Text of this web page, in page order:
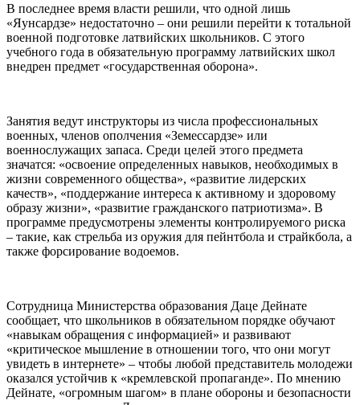
В последнее время власти решили, что одной лишь
«Яунсардзе» недостаточно – они решили перейти к тотальной
военной подготовке латвийских школьников. С этого
учебного года в обязательную программу латвийских школ
внедрен предмет «государственная оборона».
Занятия ведут инструкторы из числа профессиональных
военных, членов ополчения «Земессардзе» или
военнослужащих запаса. Среди целей этого предмета
значатся: «освоение определенных навыков, необходимых в
жизни современного общества», «развитие лидерских
качеств», «поддержание интереса к активному и здоровому
образу жизни», «развитие гражданского патриотизма». В
программе предусмотрены элементы контролируемого риска
– такие, как стрельба из оружия для пейнтбола и страйкбола, а
также форсирование водоемов.
Сотрудница Министерства образования Даце Дейнате
сообщает, что школьников в обязательном порядке обучают
«навыкам обращения с информацией» и развивают
«критическое мышление в отношении того, что они могут
увидеть в интернете» – чтобы любой представитель молодежи
оказался устойчив к «кремлевской пропаганде». По мнению
Дейнате, «огромным шагом» в плане обороны и безопасности